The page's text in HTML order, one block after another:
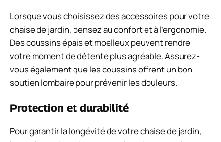
Lorsque vous choisissez des accessoires pour votre
chaise de jardin, pensez au confort et à l’ergonomie.
Des coussins épais et moelleux peuvent rendre
votre moment de détente plus agréable. Assurez-
vous également que les coussins offrent un bon
soutien lombaire pour prévenir les douleurs.
Protection et durabilité
Pour garantir la longévité de votre chaise de jardin,